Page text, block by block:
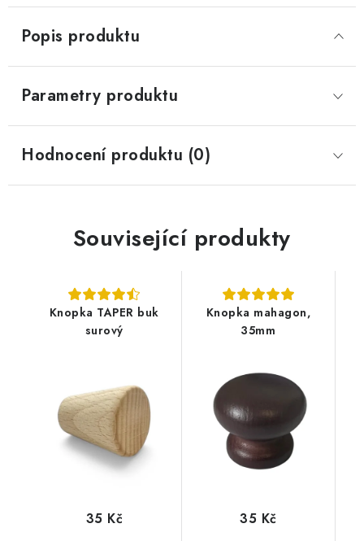
Popis produktu
Parametry produktu
Hodnocení produktu (0)
Související produkty
Knopka TAPER buk
surový
35 Kč
Knopka mahagon,
35mm
35 Kč